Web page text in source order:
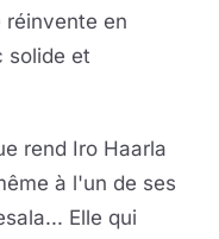
réinvente en
solide et
rend Iro Haarla
à l'un de ses
Elle qui